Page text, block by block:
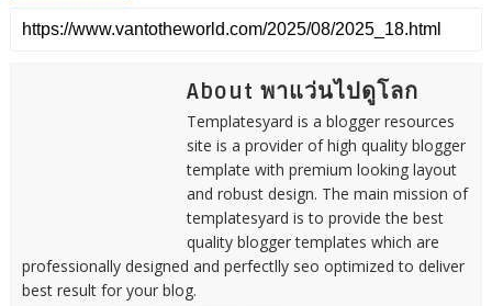
About พาแว่นไปดูโลก
Templatesyard is a blogger resources
site is a provider of high quality blogger
template with premium looking layout
and robust design. The main mission of
templatesyard is to provide the best
quality blogger templates which are
professionally designed and perfectlly seo optimized to deliver
best result for your blog.